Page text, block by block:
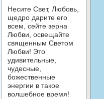
Несите Свет, Любовь,
щедро дарите его
всем, сейте зерна
Любви, освещайте
священным Светом
Любви! Это
удивительные,
чудесные,
божественные
энергии в такое
волшебное время!